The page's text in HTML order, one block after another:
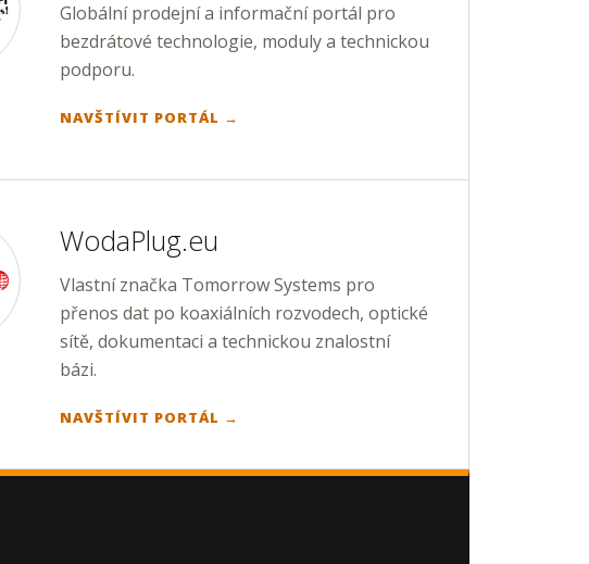
Globální prodejní a informační portál pro
bezdrátové technologie, moduly a technickou
podporu.
NAVŠTÍVIT PORTÁL →
WodaPlug.eu
Vlastní značka Tomorrow Systems pro
přenos dat po koaxiálních rozvodech, optické
sítě, dokumentaci a technickou znalostní
bázi.
NAVŠTÍVIT PORTÁL →